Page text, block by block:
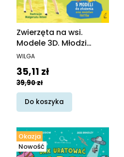
Zwierzęta na wsi.
Modele 3D. Młodzi
przyrodnicy
PRODUCENT
WILGA
Cena promocyjna
35,11 zł
39,90 zł
Do koszyka
Okazja
Nowość